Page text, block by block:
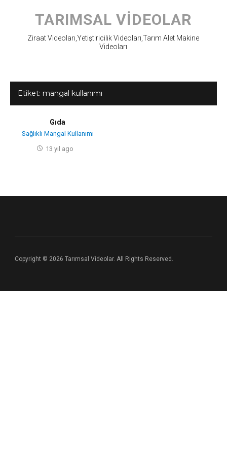
content
TARIMSAL VIDEOLAR
Ziraat Videoları,Yetiştiricilik Videoları,Tarım Alet Makine
Videoları
Etiket: mangal kullanımı
Gıda
Sağlıklı Mangal Kullanımı
13 yıl ago
Copyright © 2026 Tarımsal Videolar. All Rights Reserved.